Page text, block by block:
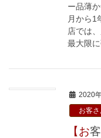
ー品薄
月から1
店では
最大限
2020
お客さ
【お客さん】キャノンデール シナプ